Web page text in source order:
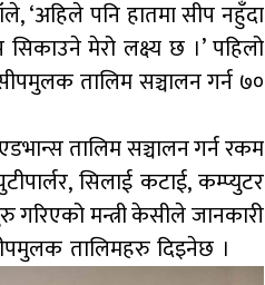
‘अहिले पनि हातमा सीप नहुँदा
मेरो लक्ष्य छ ।’ पहिलो
सीपमुलक तालिम सञ्चालन गर्न ७०
तालिम सञ्चालन गर्न रकम
सिलाई कटाई, कम्प्युटर
गरिएको मन्त्री केसीले जानकारी
सीपमुलक तालिमहरु दिइनेछ ।